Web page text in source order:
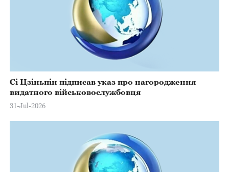
Сі Цзіньпін підписав указ про нагородження
видатного військовослужбовця
31-Jul-2026